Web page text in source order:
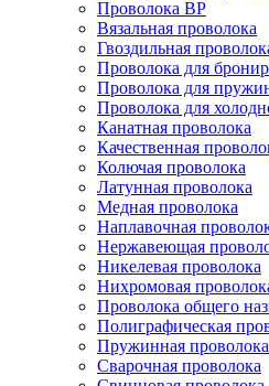
Проволока ВР
Вязальная проволока
Гвоздильная
Проволока для
Проволока для
Проволока для
Канатная проволока
Качественная
Колючая проволока
Латунная проволока
Медная проволока
Наплавочная
Нержавеющая
Никелевая проволока
Нихромовая
Проволока общего
Полиграфическая
Пружинная проволока
Сварочная проволока